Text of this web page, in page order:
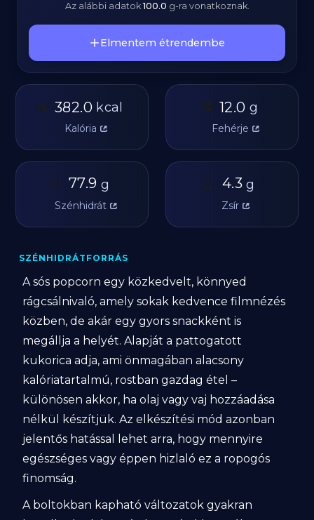
Az alábbi adatok100.0 g-ra vonatkoznak.
Elmentem étrendembe
🔥 382.0 kcal
Kalória
🥩 12.0 g
Fehérje
🥔 77.9 g
Szénhidrát
🫒 4.3 g
Zsír
SZÉNHIDRÁTFORRÁS
A sós popcorn egy közkedvelt, könnyed
rágcsálnivaló, amely sokak kedvence filmnézés
közben, de akár egy gyors snackként is
megállja a helyét. Alapját a pattogatott
kukorica adja, ami önmagában alacsony
kalóriatartalmú, rostban gazdag étel –
különösen akkor, ha olaj vagy vaj hozzáadása
nélkül készítjük. Az elkészítési mód azonban
jelentős hatással lehet arra, hogy mennyire
egészséges vagy éppen hizlaló ez a ropogós
finomság.
A boltokban kapható változatok gyakran